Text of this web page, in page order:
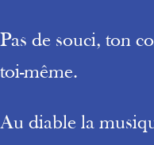
Pas de souci, ton
toi-même.
Au diable la